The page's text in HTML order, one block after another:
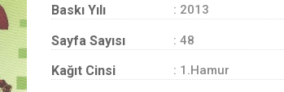
Baskı Yılı : 2013
Sayfa Sayısı : 48
Kağıt Cinsi : 1.Hamur